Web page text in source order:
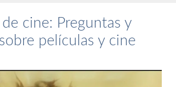
cine: Preguntas y
películas y cine